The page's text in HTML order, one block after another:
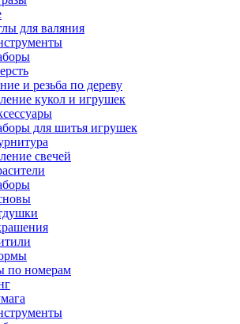
для валяния
и резьба по дереву
кукол и игрушек
для шитья игрушек
свечей
по номерам